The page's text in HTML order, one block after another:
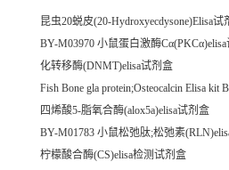
昆虫20蜕皮(20-Hydroxyecdysone)Elisa试
BY-M03970 小鼠蛋白激酶
化转移酶(DNMT)elisa试剂盒
Fish Bone gla protein;Osteocalcin Elisa
四烯酸5-脂氧合酶(alox5a)elisa试剂盒
BY-M01783 小鼠松弛肽;松弛素
柠檬酸合酶(CS)elisa检测试剂盒